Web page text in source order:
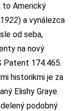
to Americký
) a vynálezca
od seba,
na nový
Patent 174.465.
historikmi je za
Elishy Graye.
podobný